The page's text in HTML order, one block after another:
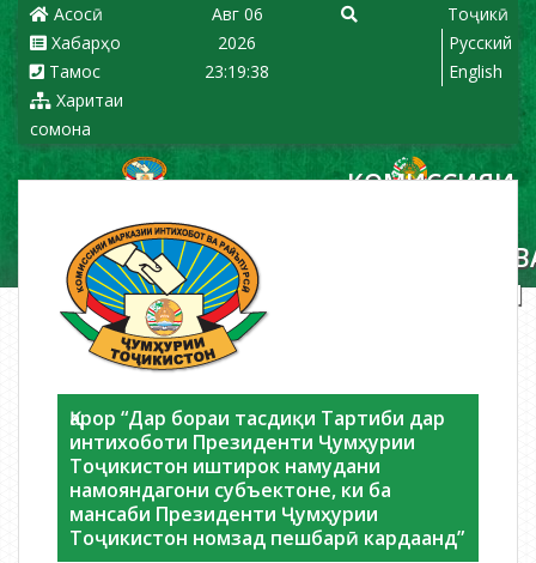
Асосӣ
Хабарҳо
Тамос
Харитаи
сомона
Авг 06
2026
23:19:39
Тоҷикӣ
Русский
English
КОМИССИЯИ
ИНТИХОБОТ
РАЪЙПУРСИИ
Қарор “Дар бораи тасдиқи Тартиби дар
интихоботи Президенти Ҷумҳурии
Тоҷикистон иштирок намудани
намояндагони субъектоне, ки ба
мансаби Президенти Ҷумҳурии
Тоҷикистон номзад пешбарӣ кардаанд”